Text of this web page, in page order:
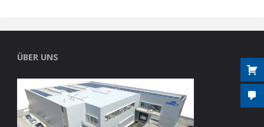
ÜBER UNS